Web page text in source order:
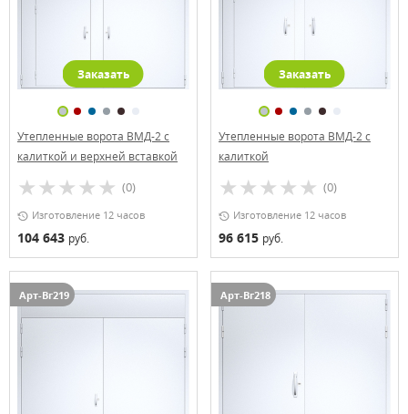
Заказать
Утепленные ворота ВМД-2 с
калиткой и верхней вставкой
(0)
Изготовление 12 часов
104 643 руб.
Заказать
Утепленные ворота ВМД-2 с
калиткой
(0)
Изготовление 12 часов
96 615 руб.
Арт-Вг219 Арт-Вг218